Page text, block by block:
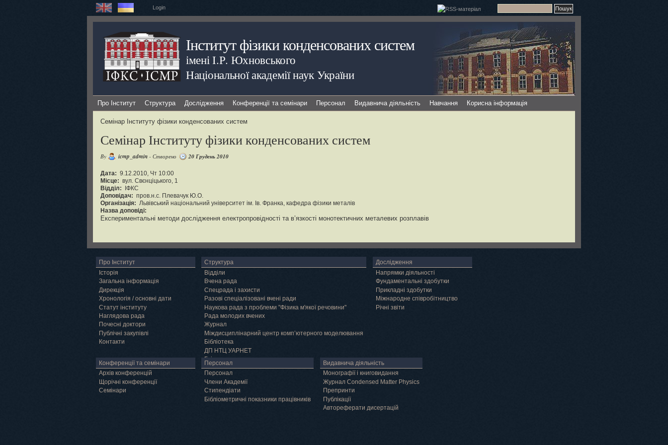
Login
Інститут фізики конденсованих систем
імені І.Р. Юхновського
Національної академії наук України
Про Інститут Структура Дослідження Конференції та семінари Персонал Видавнича діяльність Навчання Корисна інформація
Семінар Інституту фізики конденсованих систем
Семінар Інституту фізики конденсованих систем
By icmp_admin - Створено 20 Грудень 2010
Дата: 9.12.2010, Чт 10:00
Місце: вул. Свєнціцького, 1
Відділ:
ІФКС
Доповідач: пров.н.с. Плевачук Ю.О.
Організація: Львівський національний університет ім. Ів. Франка, кафедра фізики металів
Назва доповіді:
Експериментальні методи дослідження електропровідності та в’язкості монотектичних металевих розплавів
Про Інститут
Історія
Загальна інформація
Дирекція
Хронологія / основні дати
Статут інституту
Наглядова рада
Почесні доктори
Публічні закупівлі
Контакти
Структура
Відділи
Вчена рада
Спецрада і захисти
Разові спеціалізовані вчені ради
Наукова рада з проблеми "Фізика м'якої речовини"
Рада молодих вчених
Журнал
Міждисциплінарний центр комп’ютерного моделювання
Бібліотека
ДП НТЦ УАРНЕТ
Грід
Дослідження
Напрямки діяльності
Фундаментальні здобутки
Прикладні здобутки
Міжнародне співробітництво
Річні звіти
Конференції та семінари
Архів конференцій
Щорічні конференції
Семінари
Персонал
Персонал
Члени Академії
Cтипендіати
Бібліометричні показники працівників
Видавнича діяльність
Монографії і книговидання
Журнал Condensed Matter Physics
Препринти
Публікації
Автореферати дисертацій